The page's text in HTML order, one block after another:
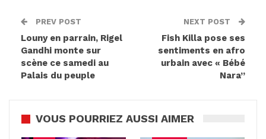
PREV POST
Louny en parrain, Rigel
Gandhi monte sur
scène ce samedi au
Palais du peuple
NEXT POST
Fish Killa pose ses
sentiments en afro
urbain avec « Bébé
Nara”
VOUS POURRIEZ AUSSI AIMER